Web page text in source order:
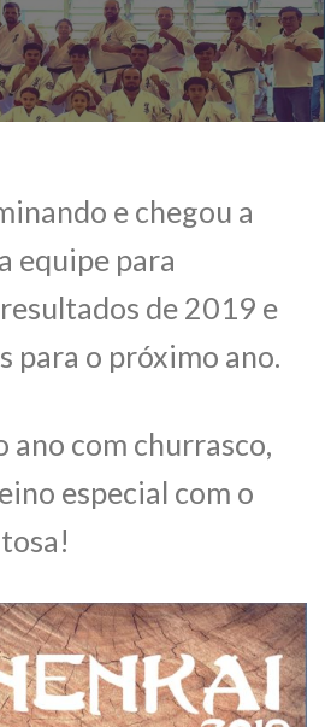
e chegou a
equipe para
de 2019 e
para o próximo ano.
ano com churrasco,
especial com o